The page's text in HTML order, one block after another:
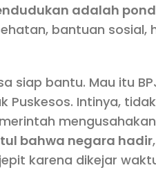
adalah
bantuan sosial,
siap bantu. Mau itu
Puskesos. Intinya,
bahwa negara hadir,
karena dikejar